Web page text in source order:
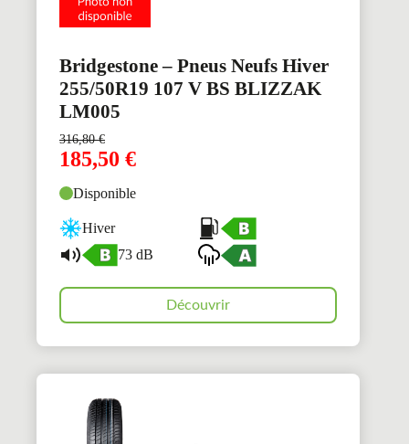
Bridgestone – Pneus Neufs Hiver
255/50R19 107 V BS BLIZZAK
LM005
316,80€
185,50 €
Disponible
Hiver
73 dB
Découvrir